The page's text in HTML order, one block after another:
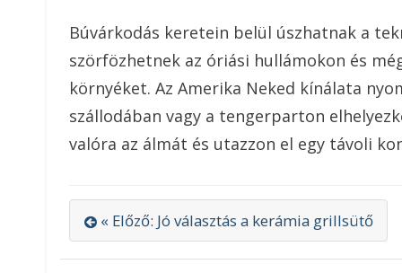
Búvárkodás keretein belül úszhatnak a
szörfözhetnek az óriási hullámokon és
környéket. Az Amerika Neked kínálata
szállodában vagy a tengerparton
valóra az álmát és utazzon el egy távoli
« Előző: Jó választás a kerámia grillsütő